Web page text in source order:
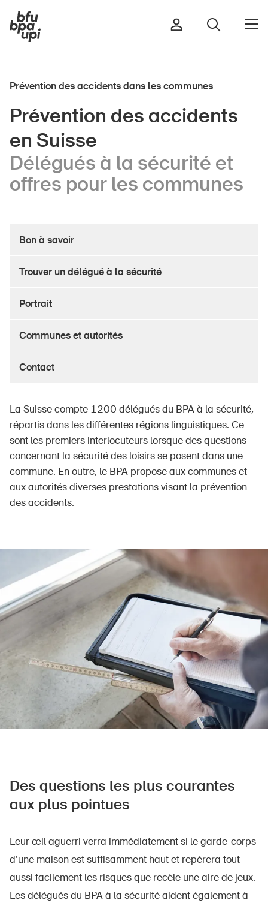
Sport et activité physique
Maison et jardin
Bâtiments et installations
École
Politique
Campagnes
Commander et télécharger
Aspects juridiques
Délégués à la sécurité et communes
Contact et conseil
Prévention des accidents dans les communes
Prévention des accidents
en Suisse
Délégués à la sécurité et
offres pour les communes
Bon à savoir
Trouver un délégué à la sécurité
Portrait
Communes et autorités
Contact
La Suisse compte 1200 délégués du BPA à la sécurité,
répartis dans les différentes régions linguistiques. Ce
sont les premiers interlocuteurs lorsque des questions
concernant la sécurité des loisirs se posent dans une
commune. En outre, le BPA propose aux communes et
aux autorités diverses prestations visant la prévention
des accidents.
Des questions les plus courantes
aux plus pointues
Leur œil aguerri verra immédiatement si le garde-corps
d’une maison est suffisamment haut et repérera tout
aussi facilement les risques que recèle une aire de jeux.
Les délégués du BPA à la sécurité aident également à